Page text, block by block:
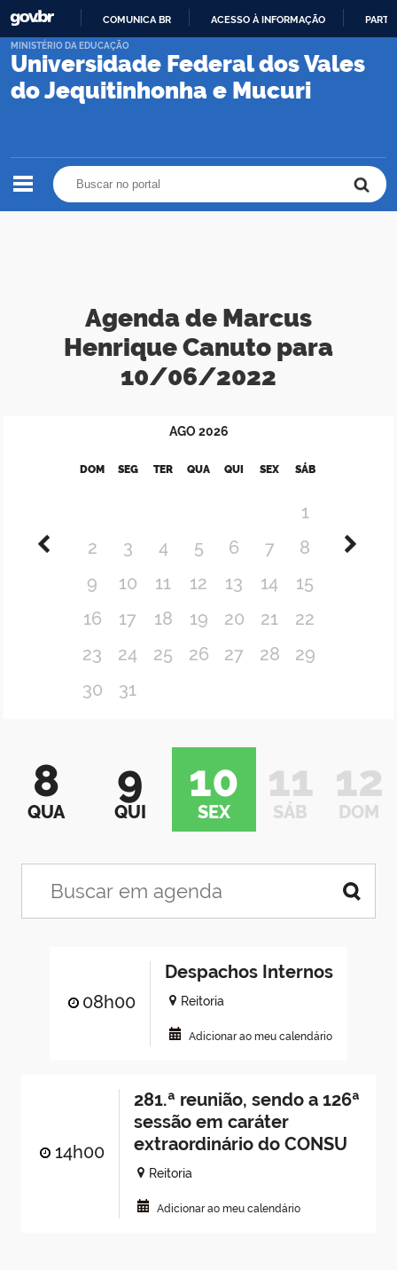
PARA
CONTEÚDO
COMUNICA BR ACESSO À INFORMAÇÃO
Universidade Federal dos Vales
do Jequitinhonha e Mucuri
MINISTÉRIO DA EDUCAÇÃO
Agenda de Marcus
Henrique Canuto para
10/06/2022
AGO 2026
DOM SEG TER QUA QUI SEX SÁB
1
2
3 4 5 6 7
8
9
10 11 12 13 14
15
16
17 18 19 20 21
22
23
24 25 26 27 28
29
30
31
8
QUA
9
QUI
10
SEX
11
SÁB
12
DOM
08h00
Despachos Internos
Reitoria
Adicionar ao meu calendário
14h00
281.ª reunião, sendo a 126ª
sessão em caráter
extraordinário do CONSU
Reitoria
Adicionar ao meu calendário